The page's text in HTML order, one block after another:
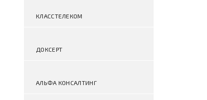
КЛАССТЕЛЕКОМ
ДОКСЕРТ
АЛЬФА КОНСАЛТИНГ